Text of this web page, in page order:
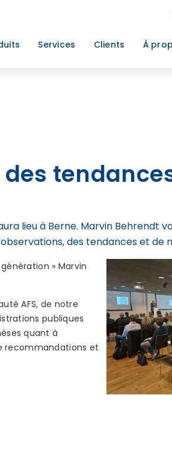
Services Clients À
tendances
lieu à Berne. Marvin Behrendt
des tendances et de
» Marvin
AFS, de notre
publiques
quant à
recommandations et